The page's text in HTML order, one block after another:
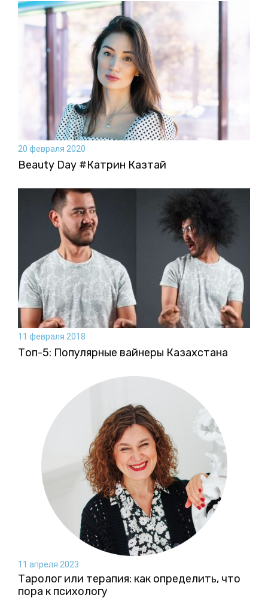
20 февраля 2020
Beauty Day #Катрин Казтай
11 февраля 2018
Топ-5: Популярные вайнеры Казахстана
11 апреля 2023
Таролог или терапия: как определить, что
пора к психологу